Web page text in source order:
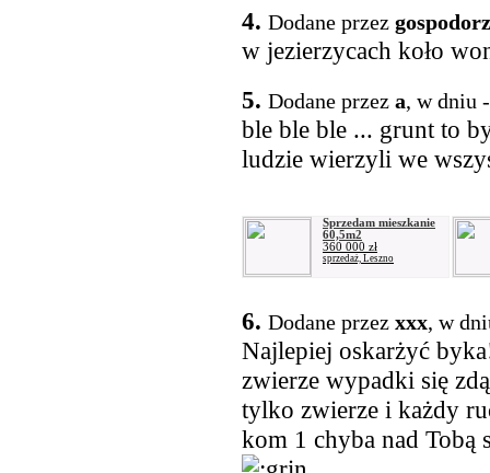
4. Dodane przez gospodorz
w jezierzycach koło
5. Dodane przez a, w dniu
ble ble ble ... grunt to
ludzie wierzyli we
Sprzedam mieszkanie
60,5m2
360 000 zł
sprzedaż, Leszno
6. Dodane przez xxx, w
Najlepiej oskarżyć
zwierze wypadki się
tylko zwierze i każdy
kom 1 chyba nad Tobą